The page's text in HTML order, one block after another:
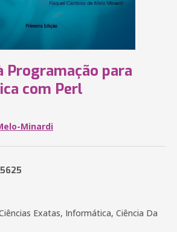
Programação para
com Perl
Minardi
Exatas, Informática, Ciência Da